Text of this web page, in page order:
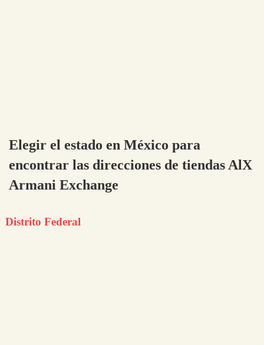
Elegir el estado en México para
encontrar las direcciones de tiendas AlX
Armani Exchange
Distrito Federal